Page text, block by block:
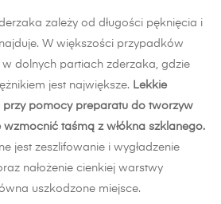
zależy od długości pęknięcia i
W większości przypadków
dolnych partiach zderzaka, gdzie
jest największe. Lekkie
przy pomocy preparatu do tworzyw
wzmocnić taśmą z włókna szklanego.
jest zeszlifowanie i wygładzenie
nałożenie cienkiej warstwy
uszkodzone miejsce.